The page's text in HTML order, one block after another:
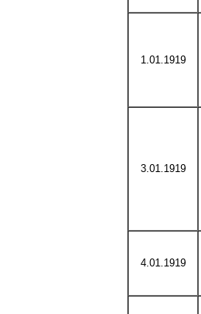
1.01.1919
3.01.1919
4.01.1919